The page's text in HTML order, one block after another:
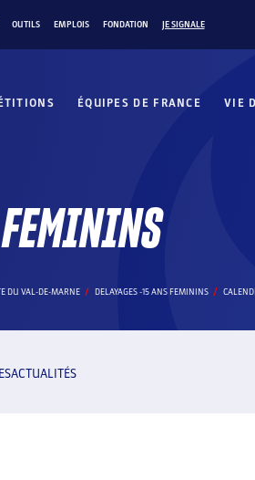
OUTILS EMPLOIS FONDATION JE SIGNALE
ÉQUIPES DE FRANCE VIE
DU VAL-DE-MARNE DELAYAGES -15 ANS FEMININS
ACTUALITÉS